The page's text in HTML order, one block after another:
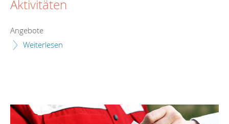
Aktivitäten
Angebote
Weiterlesen